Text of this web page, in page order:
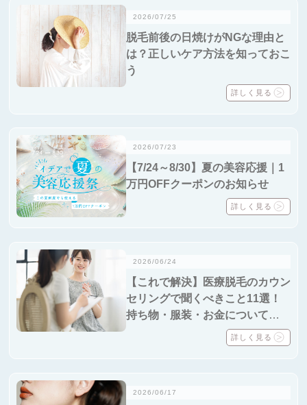
2026/07/25
脱毛前後の日焼けがNGな理由と
は？正しいケア方法を知っておこ
う
詳しく見る
2026/07/23
【7/24～8/30】夏の美容応援｜1
万円OFFクーポンのお知らせ
詳しく見る
2026/06/24
【これで解決】医療脱毛のカウン
セリングで聞くべきこと11選！
持ち物・服装・お金についても解
詳しく見る
2026/06/17